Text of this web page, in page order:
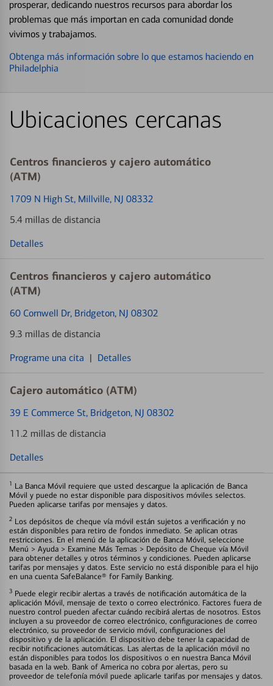
prosperar, dedicando nuestros recursos para abordar los
problemas que más importan en cada comunidad donde
vivimos y trabajamos.
Obtenga más información sobre lo que estamos haciendo en
Philadelphia
Ubicaciones cercanas
Centros financieros y cajero automático
(ATM)
1709 N High St, Millville, NJ 08332
5.4 millas de distancia
Detalles
Centros financieros y cajero automático
(ATM)
60 Cornwell Dr, Bridgeton, NJ 08302
9.3 millas de distancia
Programe una cita | Detalles
Cajero automático (ATM)
39 E Commerce St, Bridgeton, NJ 08302
11.2 millas de distancia
Detalles
1 La Banca Móvil requiere que usted descargue la aplicación de Banca
Móvil y puede no estar disponible para dispositivos móviles selectos.
Pueden aplicarse tarifas por mensajes y datos.
2 Los depósitos de cheque vía móvil están sujetos a verificación y no
están disponibles para retiro de fondos inmediato. Se aplican otras
restricciones. En el menú de la aplicación de Banca Móvil, seleccione
Menú > Ayuda > Examine Más Temas > Depósito de Cheque vía Móvil
para obtener detalles y otros términos y condiciones. Pueden aplicarse
tarifas por mensajes y datos. Este servicio no está disponible para el hijo
en una cuenta SafeBalance® for Family Banking.
3 Puede elegir recibir alertas a través de notificación automática de la
aplicación Móvil, mensaje de texto o correo electrónico. Factores fuera de
nuestro control pueden afectar cuándo recibirá alertas de nosotros. Estos
incluyen a su proveedor de correo electrónico, configuraciones de correo
electrónico, su proveedor de servicio móvil, configuraciones del
dispositivo y de la aplicación. El dispositivo debe tener la capacidad de
recibir notificaciones automáticas. Las alertas de la aplicación móvil no
están disponibles para todos los dispositivos o en nuestra Banca Móvil
basada en la web. Bank of America no cobra por alertas, pero su
proveedor de telefonía móvil puede aplicarle tarifas por mensajes y datos.